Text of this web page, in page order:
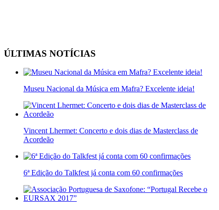
ÚLTIMAS NOTÍCIAS
Museu Nacional da Música em Mafra? Excelente ideia!
Vincent Lhermet: Concerto e dois dias de Masterclass de
Acordeão
6ª Edição do Talkfest já conta com 60 confirmações